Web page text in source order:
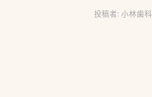
投稿者: 小林歯科